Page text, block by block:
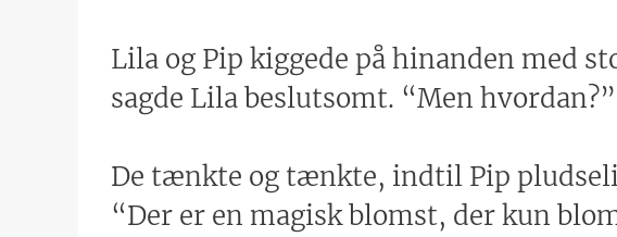
Lila og Pip kiggede på hinanden med
sagde Lila beslutsomt. “Men hvordan?”
De tænkte og tænkte, indtil Pip
“Der er en magisk blomst, der kun